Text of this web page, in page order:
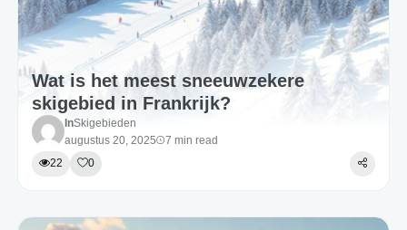
Wat is het meest sneeuwzekere
skigebied in Frankrijk?
InSkigebieden
augustus 20, 2025
7 min read
22
0